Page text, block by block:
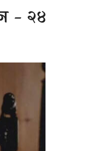
– २४